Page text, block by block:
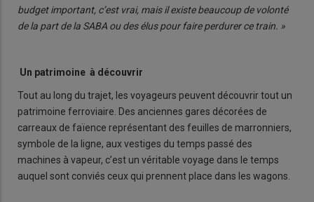
budget important, c’est vrai, mais il existe beaucoup de volonté
de la part de la SABA ou des élus pour faire perdurer ce train. »
Un patrimoine à découvrir
Tout au long du trajet, les voyageurs peuvent découvrir tout un
patrimoine ferroviaire. Des anciennes gares décorées de
carreaux de faïence représentant des feuilles de marronniers,
symbole de la ligne, aux vestiges du temps passé des
machines à vapeur, c’est un véritable voyage dans le temps
auquel sont conviés ceux qui prennent place dans les wagons.